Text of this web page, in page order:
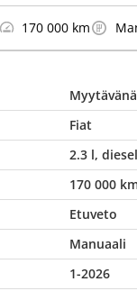
170 000 km
Myytävänä
Fiat
2.3 l, diesel
170 000
Etuveto
Manuaali
1-2026